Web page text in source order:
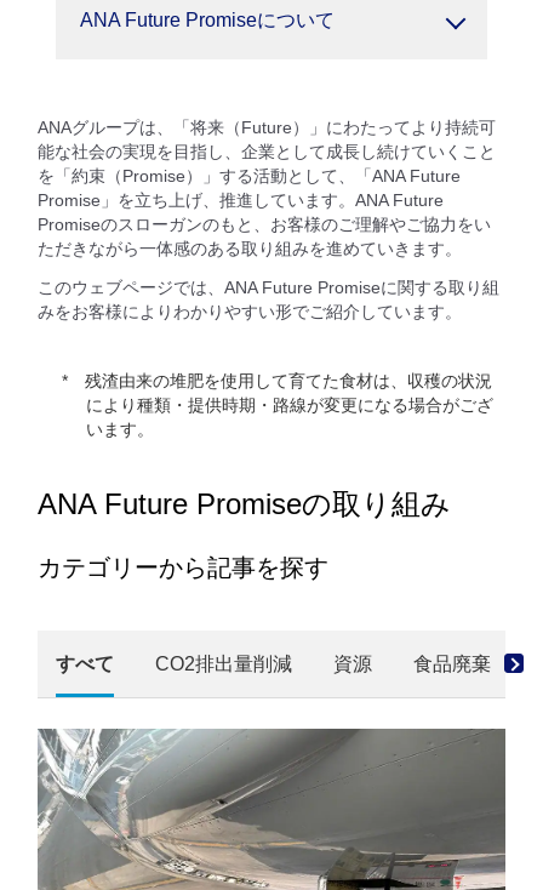
ANA Future Promiseについて
ANAグループは、「将来（Future）」にわたってより持続可
能な社会の実現を目指し、企業として成長し続けていくこと
を「約束（Promise）」する活動として、「ANA Future
Promise」を立ち上げ、推進しています。ANA Future
Promiseのスローガンのもと、お客様のご理解やご協力をい
ただきながら一体感のある取り組みを進めていきます。
このウェブページでは、ANA Future Promiseに関する取り組
みをお客様によりわかりやすい形でご紹介しています。
残渣由来の堆肥を使用して育てた食材は、収穫の状況
により種類・提供時期・路線が変更になる場合がござ
います。
ANA Future Promiseの取り組み
カテゴリーから記事を探す
すべて CO2排出量削減 資源 食品廃棄